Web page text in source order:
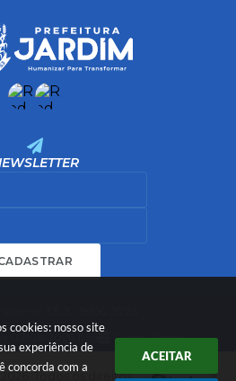
cookies: nosso site
experiência de
concorda com a
ACEITAR
Dados Abertos
Todos os direitos